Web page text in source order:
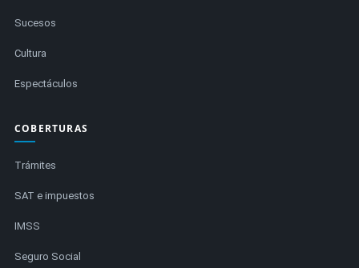
Sucesos
Cultura
Espectáculos
COBERTURAS
Trámites
SAT e impuestos
IMSS
Seguro Social